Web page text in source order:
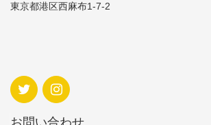
東京都港区西麻布1-7-2
お問い合わせ